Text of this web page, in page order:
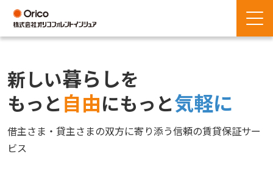
新しい暮らしを
もっと自由にもっと気軽に
借主さま・貸主さまの双方に寄り添う信頼の賃貸保証サー
ビス